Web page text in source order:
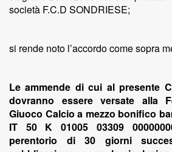
società F.C.D SONDRIESE;
si rende noto l’accordo come sopra
Le ammende di cui al presente
dovranno essere versate alla
Giuoco Calcio a mezzo bonifico
IT 50 K 01005 03309
perentorio di 30 giorni